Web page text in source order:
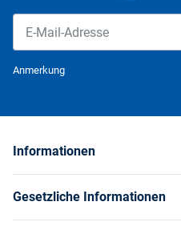
Anmerkung
Informationen
Gesetzliche Informationen